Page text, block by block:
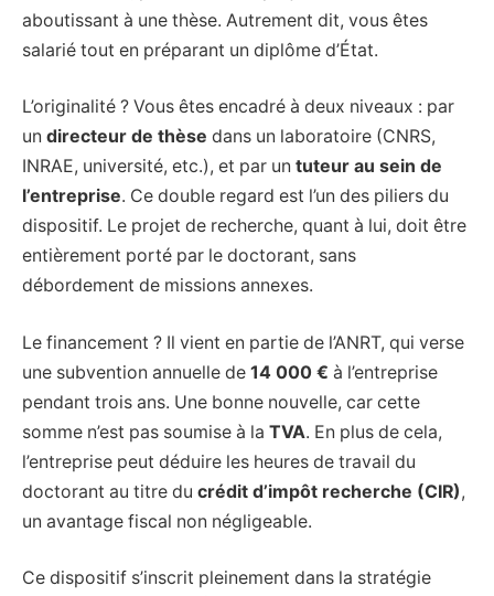
aboutissant à une thèse. Autrement dit, vous êtes
salarié tout en préparant un diplôme d’État.
L’originalité ? Vous êtes encadré à deux niveaux : par
un directeur de thèse dans un laboratoire (CNRS,
INRAE, université, etc.), et par un tuteur au sein de
l’entreprise. Ce double regard est l’un des piliers du
dispositif. Le projet de recherche, quant à lui, doit être
entièrement porté par le doctorant, sans
débordement de missions annexes.
Le financement ? Il vient en partie de l’ANRT, qui verse
une subvention annuelle de 14 000 € à l’entreprise
pendant trois ans. Une bonne nouvelle, car cette
somme n’est pas soumise à la TVA. En plus de cela,
l’entreprise peut déduire les heures de travail du
doctorant au titre du crédit d’impôt recherche (CIR),
un avantage fiscal non négligeable.
Ce dispositif s’inscrit pleinement dans la stratégie